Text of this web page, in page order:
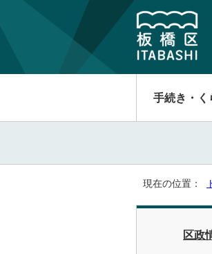
手続き・く
現在の位置：
区政